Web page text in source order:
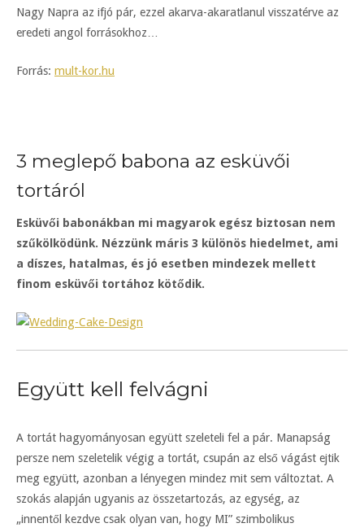
Nagy Napra az ifjó pár, ezzel akarva-akaratlanul visszatérve az
eredeti angol forrásokhoz…
Forrás: mult-kor.hu
3 meglepő babona az esküvői
tortáról
Esküvői babonákban mi magyarok egész biztosan nem
szűkölködünk. Nézzünk máris 3 különös hiedelmet, ami
a díszes, hatalmas, és jó esetben mindezek mellett
finom esküvői tortához kötődik.
Együtt kell felvágni
A tortát hagyományosan együtt szeleteli fel a pár. Manapság
persze nem szeletelik végig a tortát, csupán az első vágást ejtik
meg együtt, azonban a lényegen mindez mit sem változtat. A
szokás alapján ugyanis az összetartozás, az egység, az
„innentől kezdve csak olyan van, hogy MI” szimbolikus